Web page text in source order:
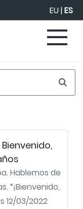
EU|ES
Hablemos de
“¡Bienvenido,
12/03/2022